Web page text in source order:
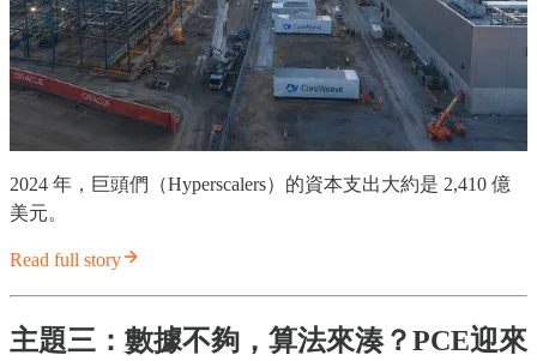
2024 年，巨頭們（Hyperscalers）的資本支出大約是 2,410 億
美元。
Read full story
主題三：數據不夠，算法來湊？PCE迎來